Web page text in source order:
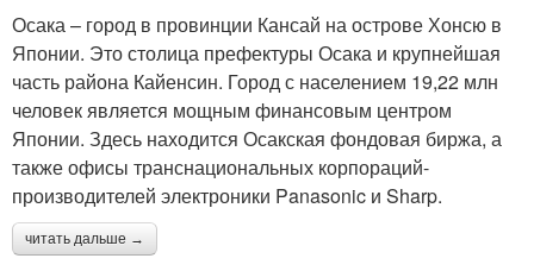
Осака – город в провинции Кансай на острове Хонсю в
Японии. Это столица префектуры Осака и крупнейшая
часть района Кайенсин. Город с населением 19,22 млн
человек является мощным финансовым центром
Японии. Здесь находится Осакская фондовая биржа, а
также офисы транснациональных корпораций-
производителей электроники Panasonic и Sharp.
читать дальше →